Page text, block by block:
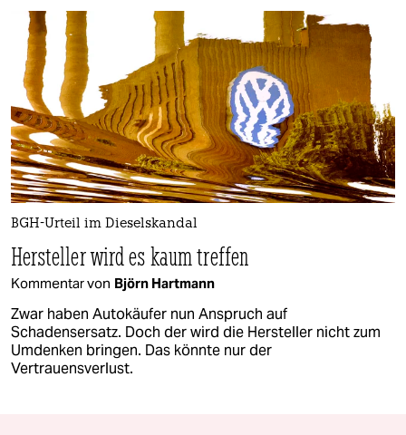
BGH-Urteil im Dieselskandal
Hersteller wird es kaum treffen
Kommentar von Björn Hartmann
Zwar haben Autokäufer nun Anspruch auf
Schadensersatz. Doch der wird die Hersteller nicht zum
Umdenken bringen. Das könnte nur der
Vertrauensverlust.